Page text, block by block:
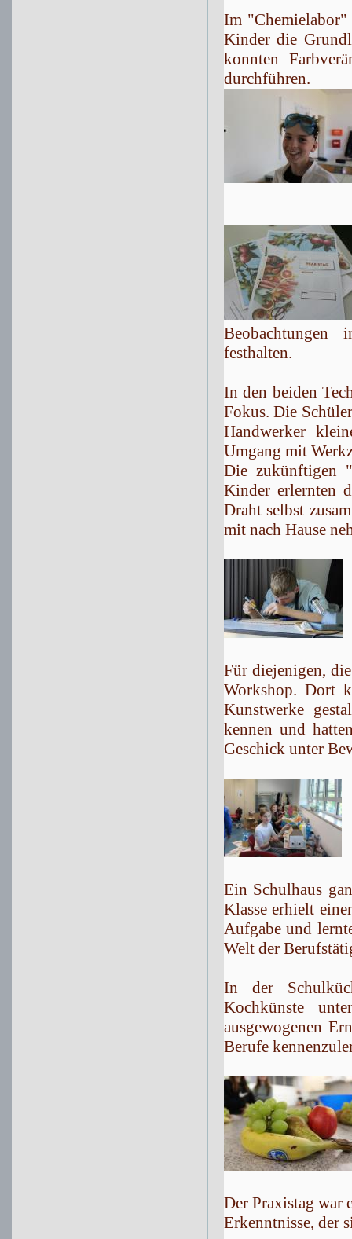
Im "Chemielabor"
Kinder die
konnten
durchführen.
festhalten.
In den beiden
Fokus. Die
Handwerker
Umgang mit
Die zukünftigen
Kinder erlernten
Draht selbst
mit nach Hause
Für diejenigen,
Workshop. Dort
Kunstwerke
kennen und
Geschick unter
Ein Schulhaus
Klasse erhielt
Aufgabe und
Welt der
In der
Kochkünste
ausgewogenen
Berufe
Der Praxistag war
Erkenntnisse, der